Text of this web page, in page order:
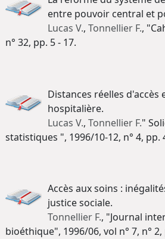
entre pouvoir central et
Lucas V., Tonnellier F.,
n° 32, pp. 5 - 17.
Distances réelles d'accès
hospitalière.
Lucas V., Tonnellier F."
statistiques ", 1996/10-12, n° 4, pp.
Accès aux soins :
justice sociale.
Tonnellier F., "Journal
bioéthique", 1996/06, vol n° 7, n° 2,